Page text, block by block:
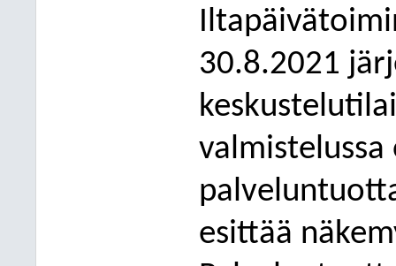
30.8.2021
keskustelutil
esittää